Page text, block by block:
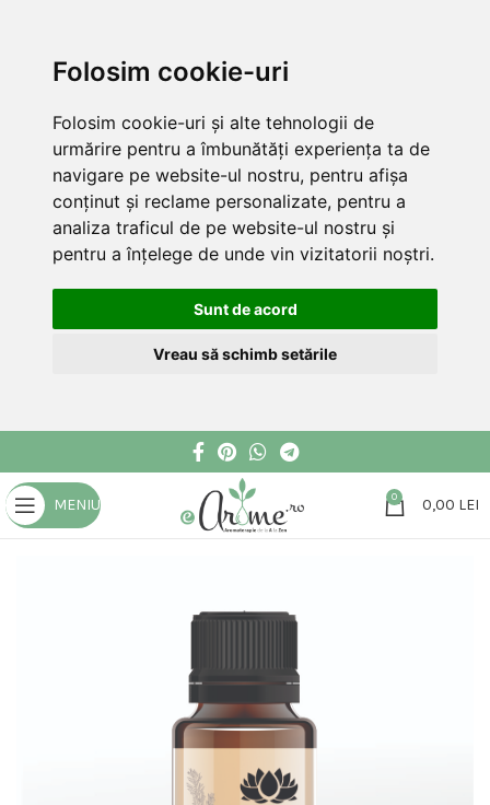
Folosim cookie-uri
Folosim cookie-uri și alte tehnologii de
urmărire pentru a îmbunătăți experiența ta de
navigare pe website-ul nostru, pentru afișa
conținut și reclame personalizate, pentru a
analiza traficul de pe website-ul nostru și
pentru a înțelege de unde vin vizitatorii noștri.
Sunt de acord
Vreau să schimb setările
MENIU 0 0,00 LEI